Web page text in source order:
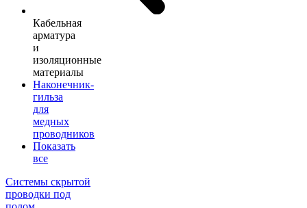
Кабельная
арматура
и
изоляционные
материалы
Наконечник-
гильза
для
медных
проводников
Показать
все
Системы скрытой
проводки под